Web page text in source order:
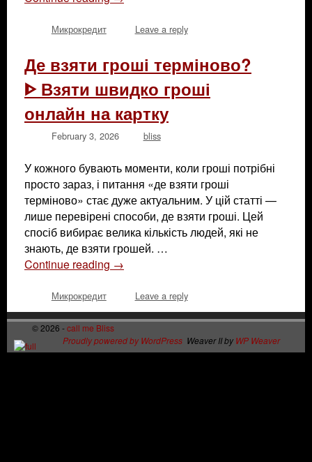
Микрокредит Leave a reply
Де взяти гроші терміново?
ᐈ Взяти швидко гроші
онлайн на картку
February 3, 2026 bliss
У кожного бувають моменти, коли гроші потрібні
просто зараз, і питання «де взяти гроші
терміново» стає дуже актуальним. У цій статті —
лише перевірені способи, де взяти гроші. Цей
спосіб вибирає велика кількість людей, які не
знають, де взяти грошей. …
Continue reading →
Микрокредит Leave a reply
© 2026 -call me Bliss
Proudly powered by WordPress Weaver II by WP Weaver